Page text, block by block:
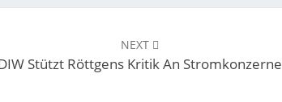
NEXT
Stützt Röttgens Kritik An Stromkonzerne